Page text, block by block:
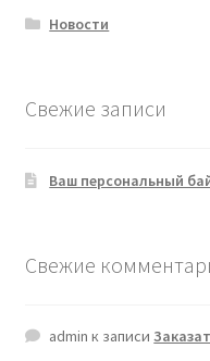
Новости
Свежие записи
Ваш персональный
Свежие
admin к записи